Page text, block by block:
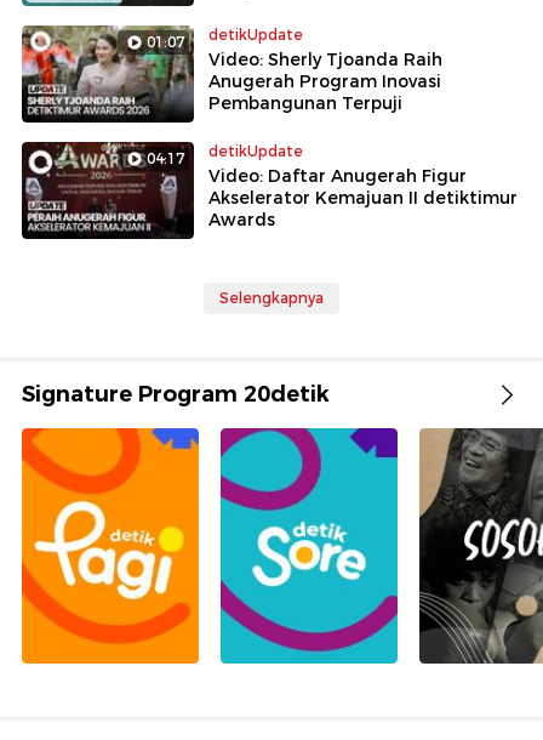
01:07 detikUpdate
Video: Sherly Tjoanda Raih
Anugerah Program Inovasi
Pembangunan Terpuji
04:17 detikUpdate
Video: Daftar Anugerah Figur
Akselerator Kemajuan II detiktimur
Awards
Selengkapnya
Signature Program 20detik